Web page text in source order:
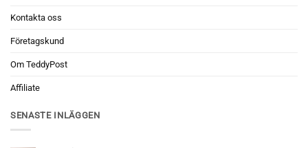
Kontakta oss
Företagskund
Om TeddyPost
Affiliate
SENASTE INLÄGGEN